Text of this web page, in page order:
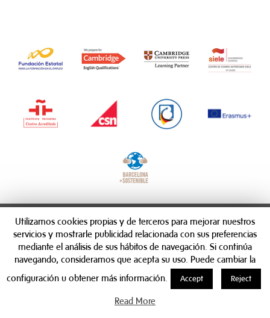
Utilizamos cookies propias y de terceros para mejorar nuestros
servicios y mostrarle publicidad relacionada con sus preferencias
mediante el análisis de sus hábitos de navegación. Si continúa
navegando, consideramos que acepta su uso. Puede cambiar la
configuración u obtener más información.
Accept Reject
Read More